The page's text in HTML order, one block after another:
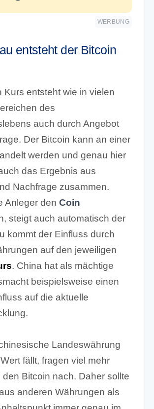
WERBUNG
entsteht der Bitcoin
Kurs entsteht wie in vielen
des
auch durch Angebot
Der Bitcoin kann an einer
werden und genau hier
das Ergebnis aus
Nachfrage zusammen.
Anleger den Coin
steigt auch automatisch der
kommt der Einfluss durch
auf den jeweiligen
. China hat als mächtige
beispielsweise einen
auf die aktuelle
Landeswährung
fällt, fragen viel mehr
Bitcoin nach. Daher sollte
anderen Währungen als